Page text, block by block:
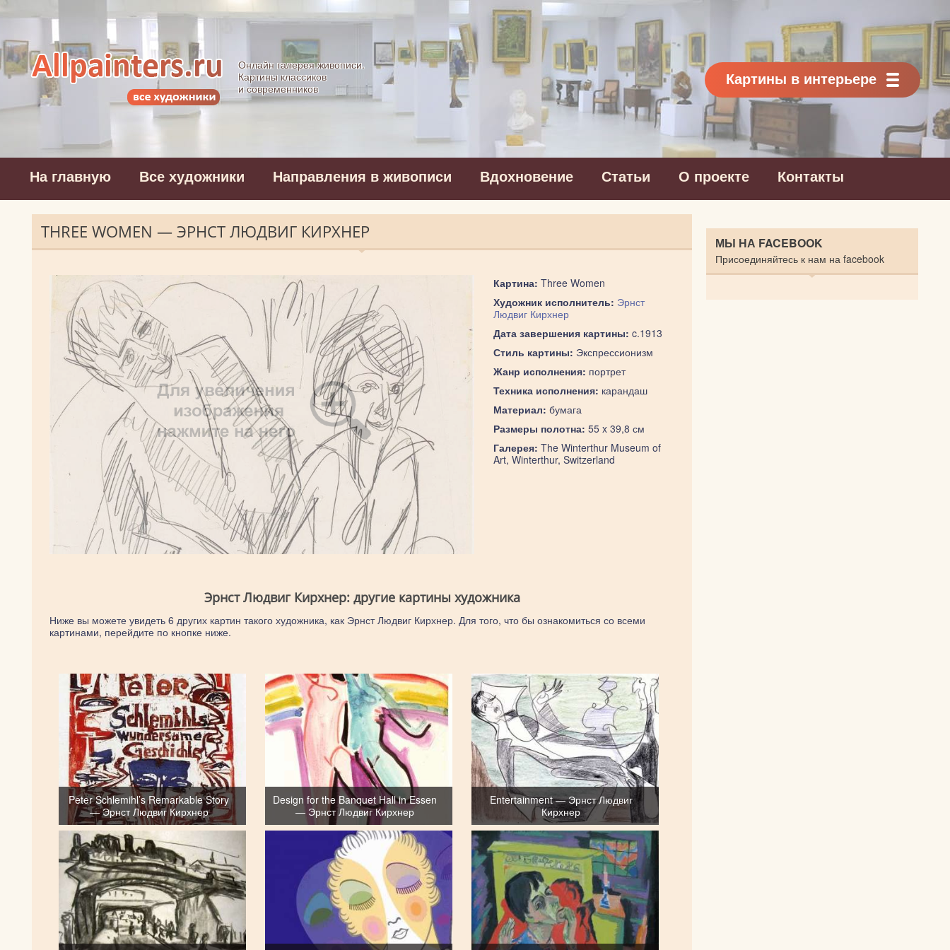
Allpainters.ru - картинная галерея
Онлайн галерея живописи.
Картины классиков
и современников
Картины в интерьере
На главную Все художники Направления в живописи Вдохновение Статьи О проекте Контакты
THREE WOMEN — ЭРНСТ ЛЮДВИГ КИРХНЕР
Картина: Three Women
Художник исполнитель: Эрнст
Людвиг Кирхнер
Дата завершения картины: c.1913
Стиль картины: Экспрессионизм
Жанр исполнения: портрет
Техника исполнения: карандаш
Материал: бумага
Размеры полотна: 55 x 39,8 см
Галерея: The Winterthur Museum of
Art, Winterthur, Switzerland
Эрнст Людвиг Кирхнер: другие картины художника
Ниже вы можете увидеть 6 других картин такого художника, как Эрнст Людвиг Кирхнер. Для того, что бы ознакомиться со всеми
картинами, перейдите по кнопке ниже.
Peter Schlemihl’s Remarkable Story
— Эрнст Людвиг Кирхнер
Design for the Banquet Hall in Essen
— Эрнст Людвиг Кирхнер
Entertainment — Эрнст Людвиг
Кирхнер
МЫ НА FACEBOOK
Присоединяйтесь к нам на facebook